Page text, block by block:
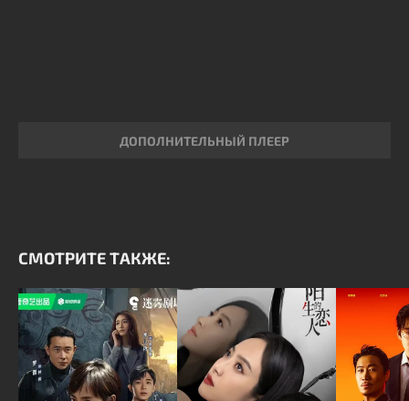
ДОПОЛНИТЕЛЬНЫЙ ПЛЕЕР
СМОТРИТЕ ТАКЖЕ: